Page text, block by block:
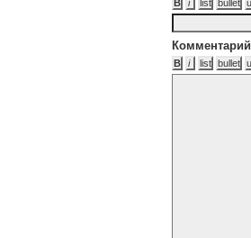
Комментарий